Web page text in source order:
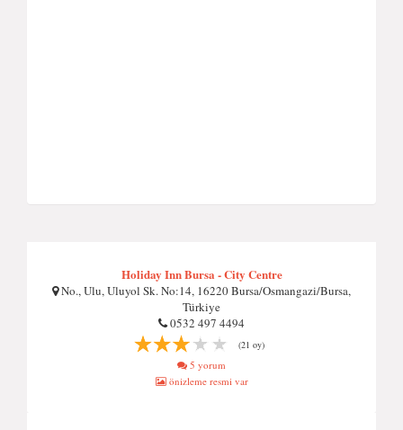
Holiday Inn Bursa - City Centre
No., Ulu, Uluyol Sk. No:14, 16220 Bursa/Osmangazi/Bursa,
Türkiye
0532 497 4494
(21 oy)
5 yorum
önizleme resmi var